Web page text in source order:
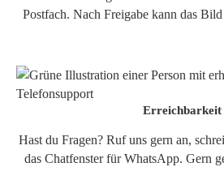
Postfach. Nach Freigabe kann das
Erreichbarkeit
Hast du Fragen? Ruf uns gern an,
das Chatfenster für WhatsApp. Gern